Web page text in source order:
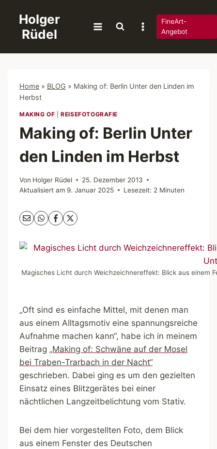
springen
Holger
Rüdel
FineArt-
Angebot
Home » BLOG » Making of: Berlin Unter den Linden im
Herbst
MAKING OF |REISEFOTOGRAFIE
Making of: Berlin Unter
den Linden im Herbst
Von Holger Rüdel
25. Dezember 2013
Aktualisiert am 9. Januar 2025 Lesezeit: 2 Minuten
Magisches Licht durch Weichzeichnereffekt: Blick aus einem
„Oft sind es einfache Mittel, mit denen man
aus einem Alltagsmotiv eine spannungsreiche
Aufnahme machen kann“, habe ich in meinem
Beitrag „Making of: Schwäne auf der Mosel
bei Traben-Trarbach in der Nacht“
geschrieben. Dabei ging es um den gezielten
Einsatz eines Blitzgerätes bei einer
nächtlichen Langzeitbelichtung vom Stativ.
Bei dem hier vorgestellten Foto, dem Blick
aus einem Fenster des Deutschen